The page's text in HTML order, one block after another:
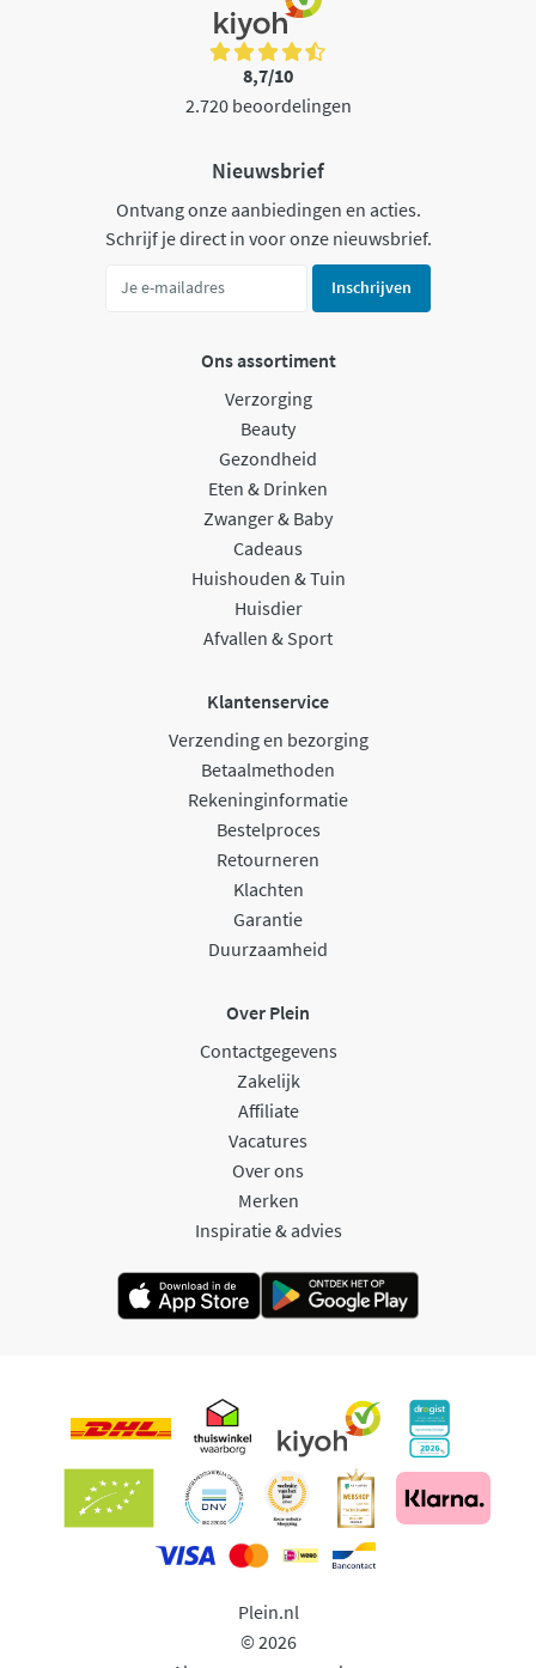
8,7/10
2.720 beoordelingen
Nieuwsbrief
Ontvang onze aanbiedingen en acties.
Schrijf je direct in voor onze nieuwsbrief.
Inschrijven
Ons assortiment
Verzorging
Beauty
Gezondheid
Eten & Drinken
Zwanger & Baby
Cadeaus
Huishouden & Tuin
Huisdier
Afvallen & Sport
Klantenservice
Verzending en bezorging
Betaalmethoden
Rekeninginformatie
Bestelproces
Retourneren
Klachten
Garantie
Duurzaamheid
Over Plein
Contactgegevens
Zakelijk
Affiliate
Vacatures
Over ons
Merken
Inspiratie & advies
Plein.nl
© 2026